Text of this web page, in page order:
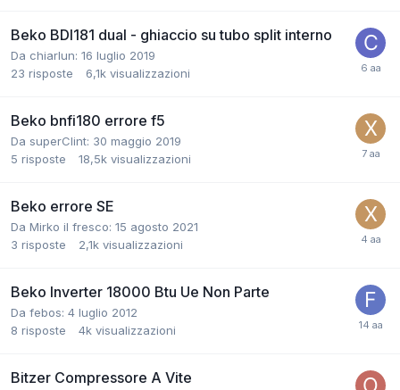
Beko BDI181 dual - ghiaccio su tubo split interno
Da chiarlun: 16 luglio 2019
23 risposte 6,1k visualizzazioni
Beko bnfi180 errore f5
Da superClint: 30 maggio 2019
5 risposte 18,5k visualizzazioni
Beko errore SE
Da Mirko il fresco: 15 agosto 2021
3 risposte 2,1k visualizzazioni
Beko Inverter 18000 Btu Ue Non Parte
Da febos: 4 luglio 2012
8 risposte 4k visualizzazioni
Bitzer Compressore A Vite